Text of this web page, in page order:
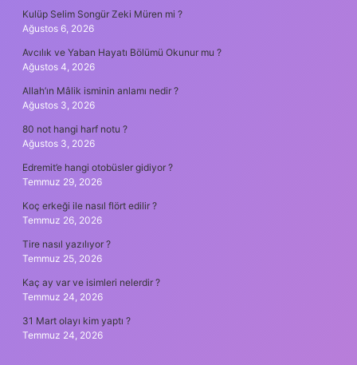
Kulüp Selim Songür Zeki Müren mi ?
Ağustos 6, 2026
Avcılık ve Yaban Hayatı Bölümü Okunur mu ?
Ağustos 4, 2026
Allah’ın Mâlik isminin anlamı nedir ?
Ağustos 3, 2026
80 not hangi harf notu ?
Ağustos 3, 2026
Edremit’e hangi otobüsler gidiyor ?
Temmuz 29, 2026
Koç erkeği ile nasıl flört edilir ?
Temmuz 26, 2026
Tire nasıl yazılıyor ?
Temmuz 25, 2026
Kaç ay var ve isimleri nelerdir ?
Temmuz 24, 2026
31 Mart olayı kim yaptı ?
Temmuz 24, 2026